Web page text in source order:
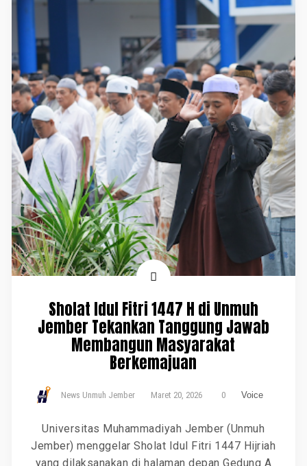
Sholat Idul Fitri 1447 H di Unmuh
Jember Tekankan Tanggung Jawab
Membangun Masyarakat
Berkemajuan
News Unmuh Jember Maret 20, 2026 0 Voice
Universitas Muhammadiyah Jember (Unmuh
Jember) menggelar Sholat Idul Fitri 1447 Hijriah
yang dilaksanakan di halaman depan Gedung A